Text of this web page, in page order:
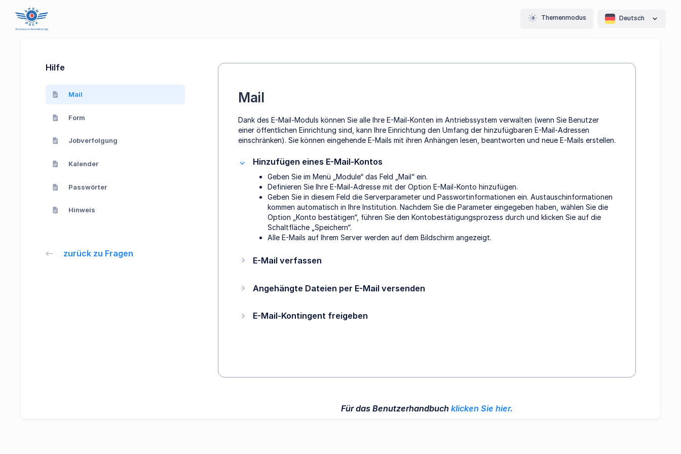
Themenmodus Deutsch
Hilfe
Mail
Form
Jobverfolgung
Kalender
Passwörter
Hinweis
zurück zu Fragen
Mail
Dank des E-Mail-Moduls können Sie alle Ihre E-Mail-Konten im Antriebssystem verwalten (wenn Sie Benutzer
einer öffentlichen Einrichtung sind, kann Ihre Einrichtung den Umfang der hinzufügbaren E-Mail-Adressen
einschränken). Sie können eingehende E-Mails mit ihren Anhängen lesen, beantworten und neue E-Mails erstellen.
Hinzufügen eines E-Mail-Kontos
Geben Sie im Menü „Module“ das Feld „Mail“ ein.
Definieren Sie Ihre E-Mail-Adresse mit der Option E-Mail-Konto hinzufügen.
Geben Sie in diesem Feld die Serverparameter und Passwortinformationen ein. Austauschinformationen
kommen automatisch in Ihre Institution. Nachdem Sie die Parameter eingegeben haben, wählen Sie die
Option „Konto bestätigen“, führen Sie den Kontobestätigungsprozess durch und klicken Sie auf die
Schaltfläche „Speichern“.
Alle E-Mails auf Ihrem Server werden auf dem Bildschirm angezeigt.
E-Mail verfassen
Angehängte Dateien per E-Mail versenden
E-Mail-Kontingent freigeben
Für das Benutzerhandbuch klicken Sie hier.